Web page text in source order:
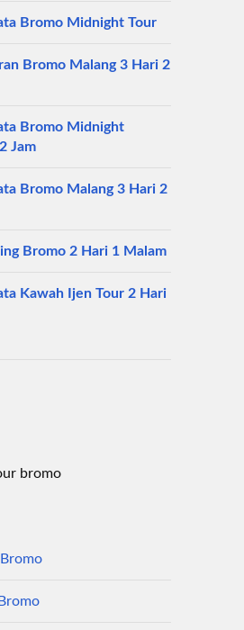
Bromo Midnight Tour
Bromo Malang 3 Hari 2
Bromo Midnight
Jam
Bromo Malang 3 Hari 2
Bromo 2 Hari 1 Malam
Kawah Ijen Tour 2 Hari